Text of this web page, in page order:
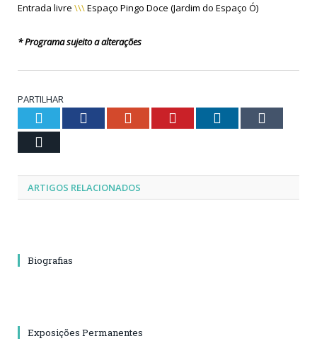
Entrada livre \\\Espaço Pingo Doce (Jardim do Espaço Ó)
* Programa sujeito a alterações
PARTILHAR
Twitter Facebook Google+ Pinterest LinkedIn
ARTIGOS RELACIONADOS
Biografias
Exposições Permanentes